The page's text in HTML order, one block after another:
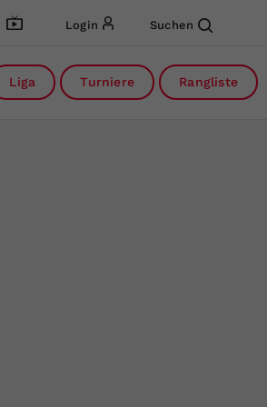
Login Suchen
Liga Turniere Rangliste